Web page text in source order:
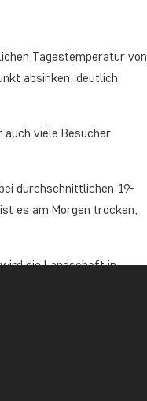
Tagestemperatur von
absinken, deutlich
viele Besucher
durchschnittlichen 19-
es am Morgen trocken,
die Landschaft in